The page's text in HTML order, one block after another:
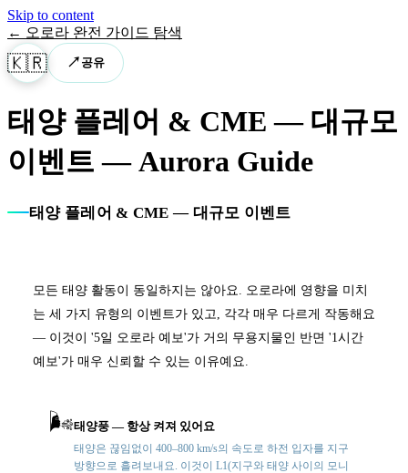
Skip to content
← 오로라 완전 가이드 탐색
🇰🇷 ↗ 공유
태양 플레어 & CME — 대규모
이벤트 — Aurora Guide
태양 플레어 & CME — 대규모 이벤트
모든 태양 활동이 동일하지는 않아요. 오로라에 영향을 미치
는 세 가지 유형의 이벤트가 있고, 각각 매우 다르게 작동해요
— 이것이 '5일 오로라 예보'가 거의 무용지물인 반면 '1시간
예보'가 매우 신뢰할 수 있는 이유예요.
🌬️태양풍 — 항상 켜져 있어요
태양은 끊임없이 400–800 km/s의 속도로 하전 입자를 지구
방향으로 흘려보내요. 이것이 L1(지구와 태양 사이의 모니